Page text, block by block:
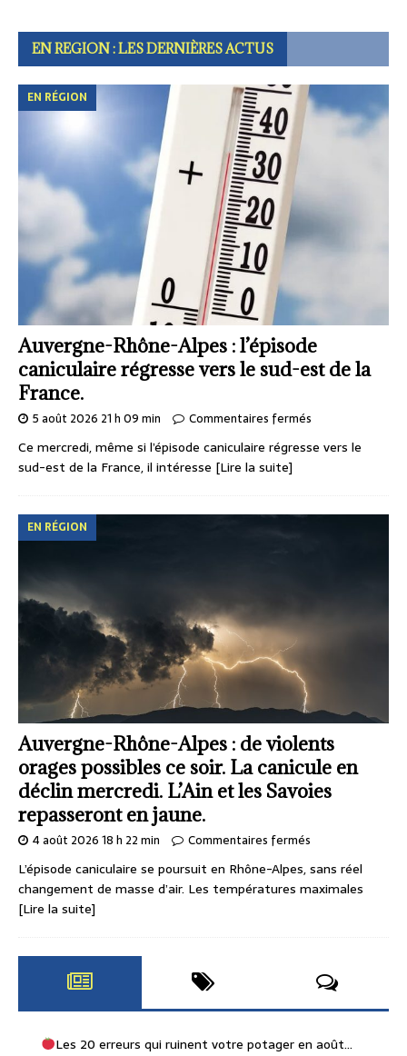
EN REGION : LES DERNIÈRES ACTUS
Auvergne-Rhône-Alpes : l’épisode
caniculaire régresse vers le sud-est de la
France.
EN RÉGION
5 août 2026 21 h 09 min Commentaires fermés
Ce mercredi, même si l’épisode caniculaire régresse vers le
sud-est de la France, il intéresse [Lire la suite]
Auvergne-Rhône-Alpes : de violents
orages possibles ce soir. La canicule en
déclin mercredi. L’Ain et les Savoies
repasseront en jaune.
EN RÉGION
4 août 2026 18 h 22 min Commentaires fermés
L’épisode caniculaire se poursuit en Rhône-Alpes, sans réel
changement de masse d’air. Les températures maximales
[Lire la suite]
Les 20 erreurs qui ruinent votre potager en août…